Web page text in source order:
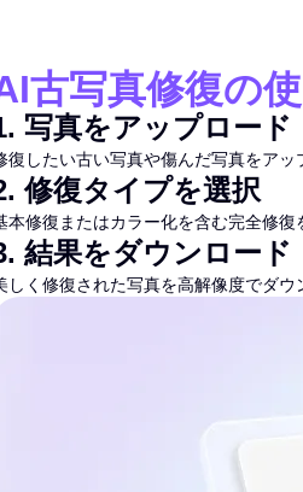
古写真修復の
. 写真をアップロード
復したい古い写真や傷んだ写真をアッ
.修復タイプを選択
本修復またはカラー化を含む完全修復
. 結果をダウンロード
しく修復された写真を高解像度でダウ